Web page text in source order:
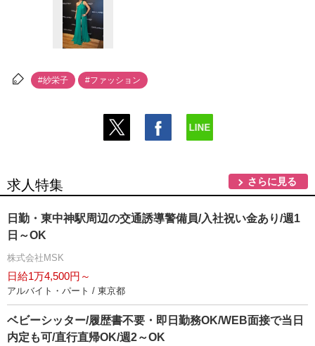
#紗栄子 #ファッション
求人特集 さらに見る
日勤・東中神駅周辺の交通誘導警備員/入社祝い金あり/週1
日～OK
株式会社MSK
日給1万4,500円～
アルバイト・パート / 東京都
ベビーシッター/履歴書不要・即日勤務OK/WEB面接で当日
内定も可/直行直帰OK/週2～OK